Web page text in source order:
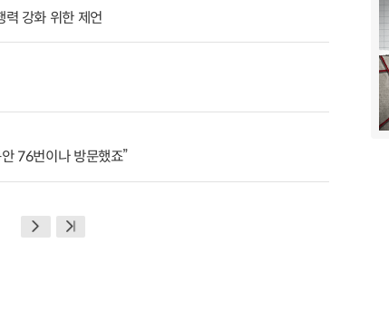
력 강화 위한 제언
76번이나 방문했죠”